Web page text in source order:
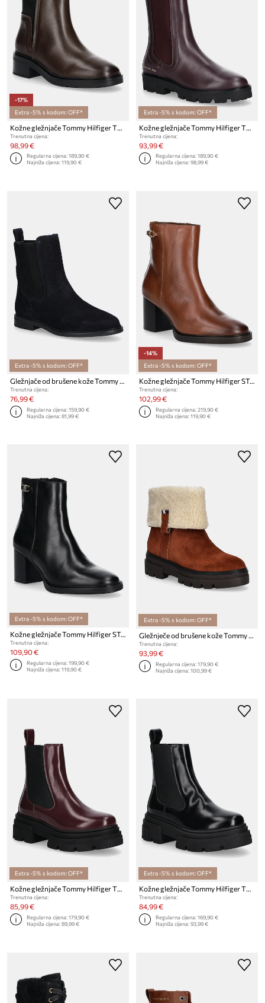
-17%
Extra -5% s kodom: OFF*
Trenutna cijena:
98,99 €
Regularna cijena:189,90 €
Najniža cijena:119,90 €
Extra -5% s kodom: OFF*
Trenutna cijena:
93,99 €
Regularna cijena:189,90 €
Najniža cijena:98,99 €
Extra -5% s kodom: OFF*
Gležnjače od brušene kože Tommy Hilfiger FLAG SUEDE CHELSEA BOOT
Trenutna cijena:
76,99 €
Regularna cijena:159,90 €
Najniža cijena:81,99 €
-14%
Extra -5% s kodom: OFF*
Kožne gležnjače Tommy Hilfiger STACKED HEEL LEATHER ANKLE BOOT
Trenutna cijena:
102,99 €
Regularna cijena:219,90 €
Najniža cijena:119,90 €
Extra -5% s kodom: OFF*
Kožne gležnjače Tommy Hilfiger STACKED HEEL LEATHER ANKLE BOOT
Trenutna cijena:
109,90 €
Regularna cijena:199,90 €
Najniža cijena:119,90 €
Extra -5% s kodom: OFF*
Gležnječe od brušene kože Tommy Hilfiger FAUX FUR SUEDE ROLL-DOWN BOOT
Trenutna cijena:
93,99 €
Regularna cijena:179,90 €
Najniža cijena:100,99 €
Extra -5% s kodom: OFF*
Kožne gležnjače Tommy Hilfiger TH SHINY LEATHER CHELSEA
Trenutna cijena:
85,99 €
Regularna cijena:179,90 €
Najniža cijena:89,99 €
Extra -5% s kodom: OFF*
Kožne gležnjače Tommy Hilfiger TH SHINY LEATHER CHELSEA
Trenutna cijena:
84,99 €
Regularna cijena:169,90 €
Najniža cijena:93,99 €